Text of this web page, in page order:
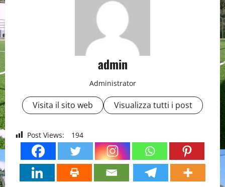
admin
Administrator
Visita il sito web Visualizza tutti i post
Post Views: 194